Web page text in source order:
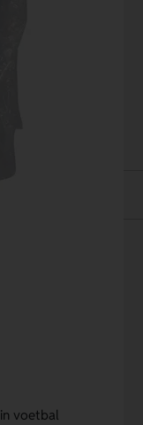
voetbal